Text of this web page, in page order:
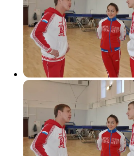
Другие виды 12 лет назад
Любовь Никитина
чемпионата Мира